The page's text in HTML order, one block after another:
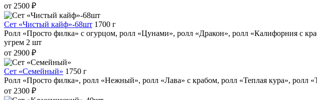
от 2500 ₽
Сет «Чистый кайф»-68шт 1700 г
Ролл «Просто филка» с огурцом, ролл «Цунами», ролл «Дракон», ролл «Калифорния с
угрем 2 шт
от 2900 ₽
Сет «Семейный» 1750 г
Ролл «Просто филка», ролл «Нежный», ролл «Лава» с крабом, ролл «Теплая кура», ролл
от 2300 ₽